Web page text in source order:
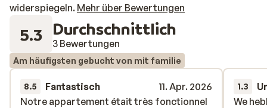
widerspiegeln. Mehr über Bewertungen
5.3 Durchschnittlich
3 Bewertungen
Am häufigsten gebucht von mit familie
8.5 Fantastisch
11. Apr. 2026
Notre appartement était très fonctionnel
Notre appartement était très fonctionnel
1.3
We
We